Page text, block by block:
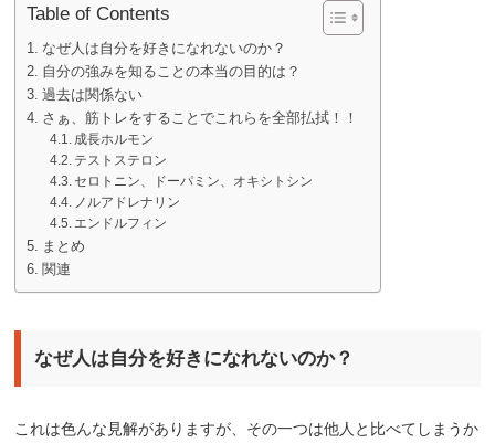
Table of Contents
なぜ人は自分を好きになれないのか？
自分の強みを知ることの本当の目的は？
過去は関係ない
さぁ、筋トレをすることでこれらを全部払拭！！
成長ホルモン
テストステロン
セロトニン、ドーパミン、オキシトシン
ノルアドレナリン
エンドルフィン
まとめ
関連
なぜ人は自分を好きになれないのか？
これは色んな見解がありますが、その一つは他人と比べてしまうか